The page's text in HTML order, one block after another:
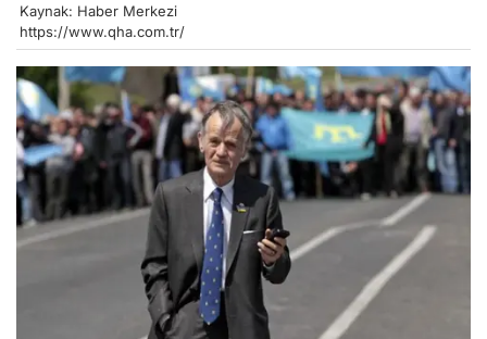
Kaynak: Haber Merkezi
https://www.qha.com.tr/